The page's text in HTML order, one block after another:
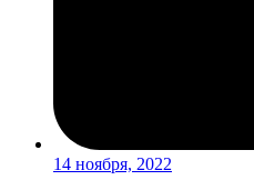
14 ноября, 2022